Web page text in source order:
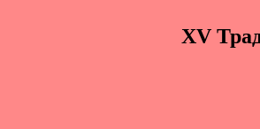
XV